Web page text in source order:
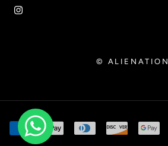
© ALIENATION